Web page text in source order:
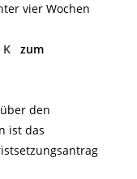
vier Wochen
K zum
den
ist das